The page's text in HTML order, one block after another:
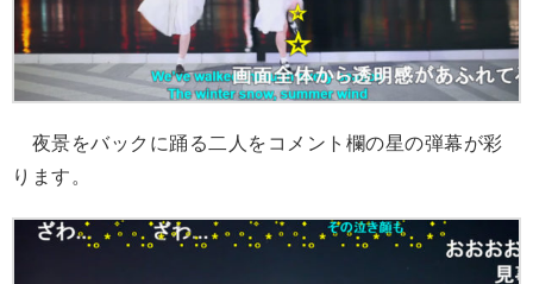
夜景をバックに踊る二人をコメント欄の星の弾幕が彩
ります。